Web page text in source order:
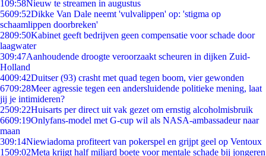
109:58Nieuw te streamen in augustus
5609:52Dikke Van Dale neemt 'vulvalippen' op: 'stigma op
schaamlippen doorbreken'
2809:50Kabinet geeft bedrijven geen compensatie voor schade door
laagwater
309:47Aanhoudende droogte veroorzaakt scheuren in dijken Zuid-
Holland
4009:42Duitser (93) crasht met quad tegen boom, vier gewonden
6709:28Meer agressie tegen een andersluidende politieke mening, laat
jij je intimideren?
2509:22Huisarts per direct uit vak gezet om ernstig alcoholmisbruik
6609:19Onlyfans-model met G-cup wil als NASA-ambassadeur naar
maan
309:14Niewiadoma profiteert van pokerspel en grijpt geel op Ventoux
1509:02Meta krijgt half miljard boete voor mentale schade bij jongeren